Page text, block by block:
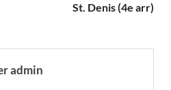
St. Denis (4e arr)
admin